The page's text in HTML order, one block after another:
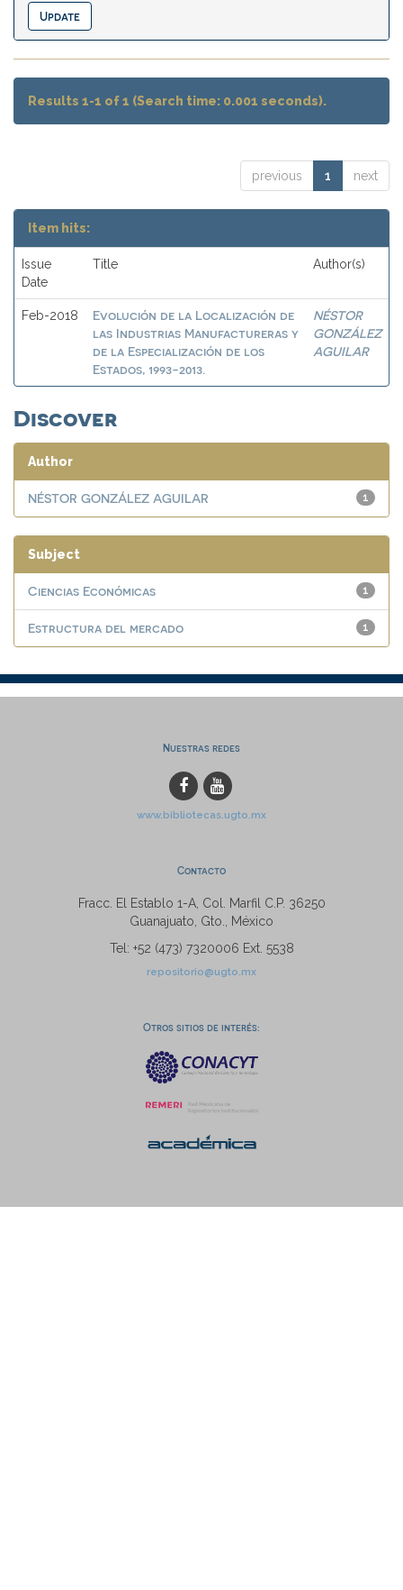
Results 1-1 of 1 (Search time: 0.001 seconds).
previous 1 next
Item hits:
Issue
Date
Title Author(s)
Feb-2018
Evolución de la Localización de
las Industrias Manufactureras y
de la Especialización de los
Estados, 1993-2013.
NÉSTOR
GONZÁLEZ
AGUILAR
Discover
Author
1
NÉSTOR GONZÁLEZ AGUILAR
Subject
1
Ciencias Económicas
1
Estructura del mercado
Nuestras redes
www.bibliotecas.ugto.mx
Contacto
Fracc. El Establo 1-A, Col. Marfil C.P. 36250
Guanajuato, Gto., México
Tel: +52 (473) 7320006 Ext. 5538
repositorio@ugto.mx
Otros sitios de interés: